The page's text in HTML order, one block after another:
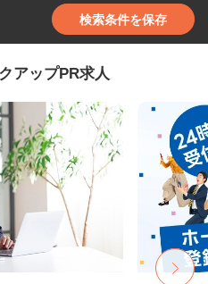
検索条件を保存
アップPR求人